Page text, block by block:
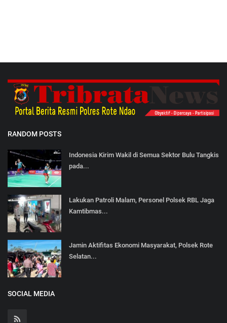
RANDOM POSTS
Indonesia Kirim Wakil di Semua Sektor Bulu Tangkis
pada...
Lakukan Patroli Malam, Personel Polsek RBL Jaga
Kamtibmas...
Jamin Aktifitas Ekonomi Masyarakat, Polsek Rote
Selatan...
SOCIAL MEDIA